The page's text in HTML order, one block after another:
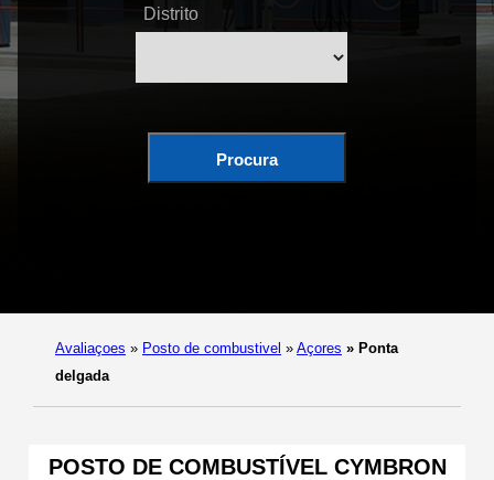
Distrito
Procura
Avaliaçoes » Posto de combustivel » Açores » Ponta
delgada
POSTO DE COMBUSTÍVEL CYMBRON